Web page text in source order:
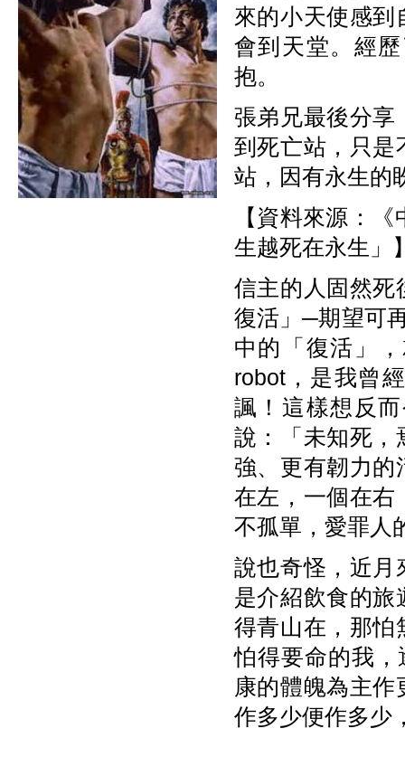
來的小天使感到
會到天堂。經
抱。
張弟兄最後分享
到死亡站，只是
站，因有永生的
【資料來源：
生越死在永生」
信主的人固然死
復活」─期望可
中的「復活」
robot，是我曾
諷！這樣想反
說：「未知死，
強、更有韌力的
在左，一個在右
不孤單，愛罪人
說也奇怪，近月
是介紹飲食的旅
得青山在，那怕
怕得要命的我
康的體魄為主
作多少便作多少